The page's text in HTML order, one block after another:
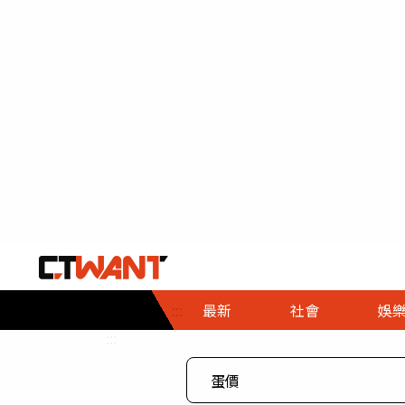
::: 最新 社會
社會首頁
時事
娛樂
娛樂首頁
即時
專題
財經首頁
熱線
３Ｃ
政